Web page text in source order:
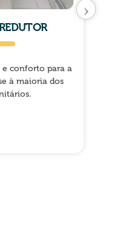
e conforto para a
à maioria dos
›